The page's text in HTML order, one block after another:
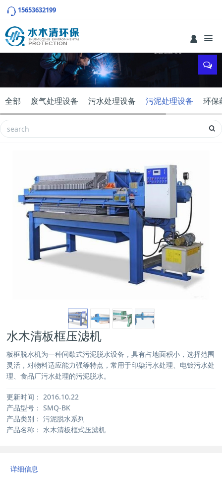
15653632199
全部 废气处理设备 污水处理设备 污泥处理设备 环保
水木清板框压滤机
板框脱水机为一种间歇式污泥脱水设备，具有占地面积小，选择范围
灵活，对物料适应能力强等特点，常用于印染污水处理、电镀污水处
理、食品厂污水处理的污泥脱水。
更新时间： 2016.10.22
产品型号： SMQ-BK
产品类别： 污泥脱水系列
产品名称： 水木清板框式压滤机
详细信息